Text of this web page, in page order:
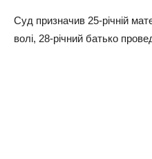
Суд призначив 25-річній
волі, 28-річний батько